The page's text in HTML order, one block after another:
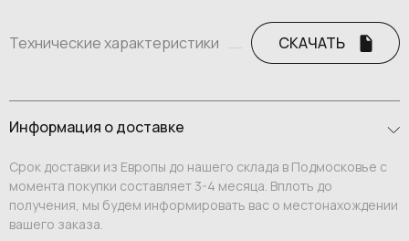
Технические характеристики СКАЧАТЬ
Информация о доставке
Срок доставки из Европы до нашего склада в Подмосковье с
момента покупки составляет 3-4 месяца. Вплоть до
получения, мы будем информировать вас о местонахождении
вашего заказа.